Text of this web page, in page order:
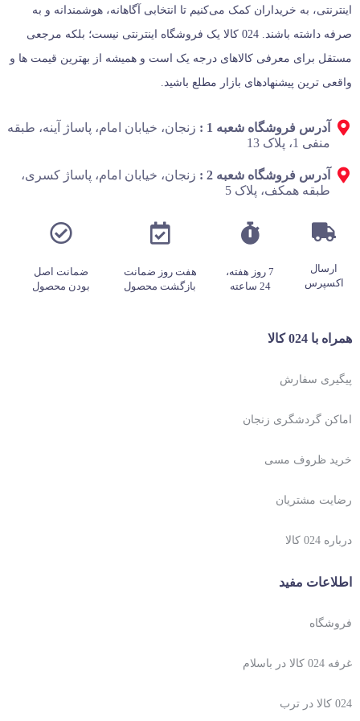
اینترنتی، به خریداران کمک می‌کنیم تا انتخابی آگاهانه، هوشمندانه و به‌
صرفه داشته باشند. 024 کالا یک فروشگاه اینترنتی نیست؛ بلکه مرجعی
مستقل برای معرفی کالاهای درجه یک است و همیشه از بهترین قیمت‌ ها و
واقعی‌ ترین پیشنهادهای بازار مطلع باشید.
آدرس فروشگاه شعبه 1 :
زنجان، خیابان امام، پاساژ آینه، طبقه
منفی 1، پلاک 13
آدرس فروشگاه شعبه 2 :
زنجان، خیابان امام، پاساژ کسری،
طبقه همکف، پلاک 5
ارسال
اکسپرس
7 روز هفته،
24 ساعته
هفت روز ضمانت
بازگشت محصول
ضمانت اصل
بودن محصول
همراه با 024 کالا
پیگیری سفارش
اماکن گردشگری زنجان
خرید ظروف مسی
رضایت مشتریان
درباره 024 کالا
اطلاعات مفید
فروشگاه
غرفه 024 کالا در باسلام
024 کالا در ترب